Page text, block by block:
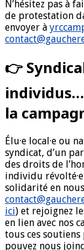
N’hésitez pas à
de protestation
envoyer à
👉
la
Élu·e local·e ou
syndicat, d’un
des droits de
individu
solidarité en
ici) et rejoignez
en lien avec nos
tous ces
pouvez nous